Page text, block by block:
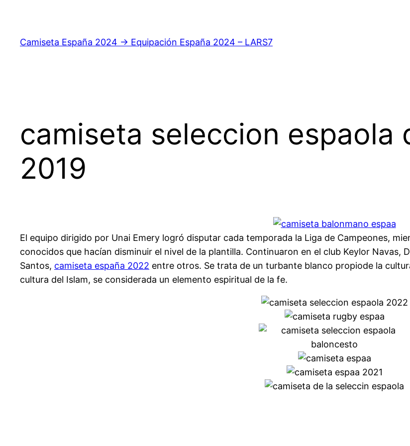
contenido
Camiseta España 2024 → Equipación España 2024 – LARS7
camiseta seleccion espaola
2019
El equipo dirigido por Unai Emery logró disputar cada temporada la Liga de Campeones,
conocidos que hacían disminuir el nivel de la plantilla. Continuaron en el club Keylor Navas,
Santos, camiseta españa 2022 entre otros. Se trata de un turbante blanco propiode la
cultura del Islam, se considerada un elemento espiritual de la fe.